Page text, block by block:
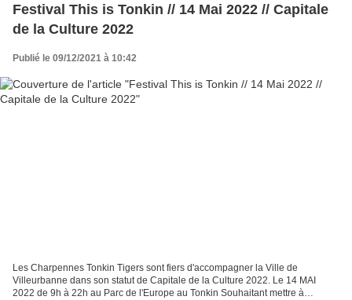
Festival This is Tonkin // 14 Mai 2022 // Capitale
de la Culture 2022
Publié le 09/12/2021 à 10:42
Les Charpennes Tonkin Tigers sont fiers d'accompagner la Ville de
Villeurbanne dans son statut de Capitale de la Culture 2022. Le 14 MAI
2022 de 9h à 22h au Parc de l'Europe au Tonkin Souhaitant mettre à